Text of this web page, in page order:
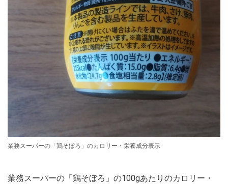
業務スーパーの「鶏そぼろ」のカロリー・栄養成分表示
業務スーパーの「鶏そぼろ」の100gあたりのカロリー・